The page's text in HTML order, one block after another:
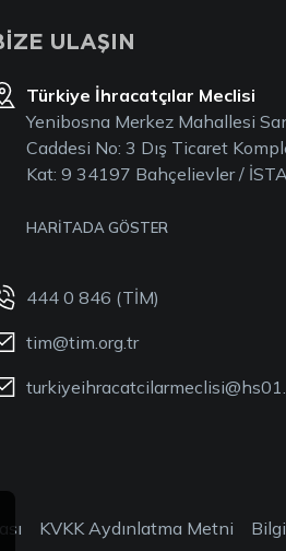
ULAŞIN
Türkiye İhracatçılar Meclisi
Yenibosna Merkez Mahallesi
Caddesi No: 3 Dış Ticaret
Kat: 9 34197 Bahçelievler /
HARİTADA GÖSTER
444 0 846 (TİM)
tim@tim.org.tr
KVKK Aydınlatma Metni